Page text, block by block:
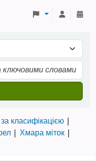
класифікацією
Хмара міток